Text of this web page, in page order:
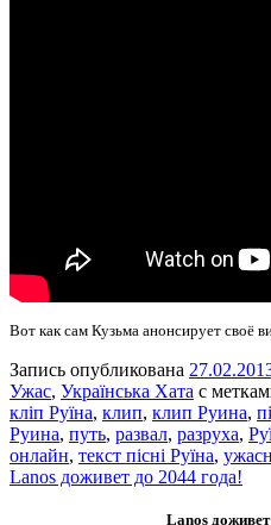
Вот как сам Кузьма анонсирует своё
Запись опубликована
Ужас, Українська Хата с
кліп Руїна, клип, клип Руина,
Руина, путь, развал, разруха,
онлайн, текст пісні Руїна,
Lanos доживет до 2044 года!
Lanos